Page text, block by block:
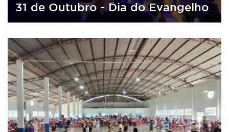
31 de Outubro - Dia do Evangelho